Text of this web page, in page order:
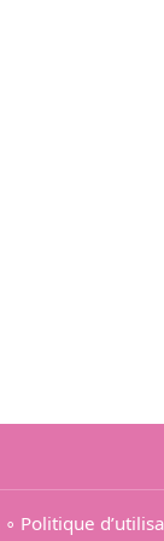
∘ Politique